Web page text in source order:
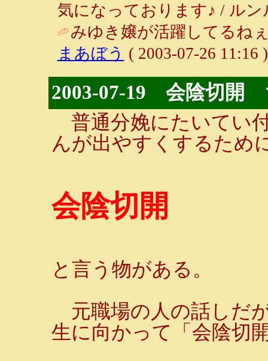
気になっております♪ / ルン
みゆき嬢が活躍してるね
まあぼう ( 2003-07-26 11:16 )
2003-07-19 会陰切開
普通分娩にたいてい
んが出やすくするため
会陰切開
と言う物がある。
元職場の人の話しだ
生に向かって「会陰切